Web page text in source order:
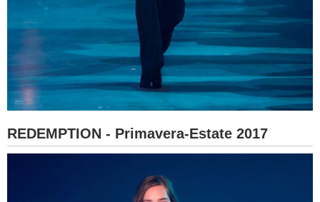
REDEMPTION - Primavera-Estate 2017